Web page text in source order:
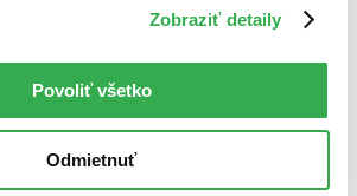
Zobraziť detaily
Povoliť všetko
Odmietnuť